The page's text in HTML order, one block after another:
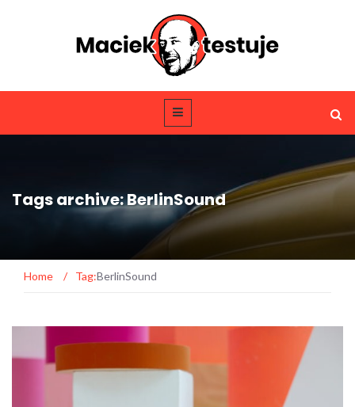
Tags archive: BerlinSound
Home / Tag:BerlinSound